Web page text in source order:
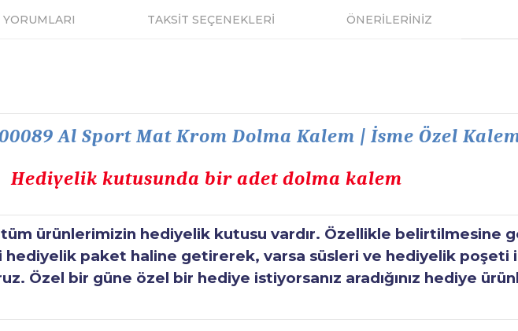
YORUMLARI TAKSİT SEÇENEKLERİ ÖNERİLERİNİZ
Al Sport Mat Krom Dolma Kalem | İsme Özel
Hediyelik kutusunda bir adet dolma kalem
ürünlerimizin hediyelik kutusu vardır. Özellikle belirtilmesine
hediyelik paket haline getirerek, varsa süsleri ve hediyelik poşeti
Özel bir güne özel bir hediye istiyorsanız aradığınız hediye